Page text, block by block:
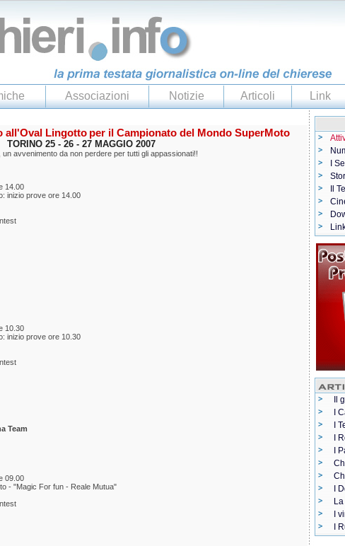
Associazioni Notizie Articoli Link
all'Oval Lingotto per il Campionato del Mondo SuperMoto
TORINO 25 - 26 - 27 MAGGIO 2007
avvenimento da non perdere per tutti gli appassionati!!
14.00
inizio prove ore 14.00
10.30
inizio prove ore 10.30
Team
09.00
- "Magic For fun - Reale Mutua"
I
Il
Il
I
I
I
I
I
I
I